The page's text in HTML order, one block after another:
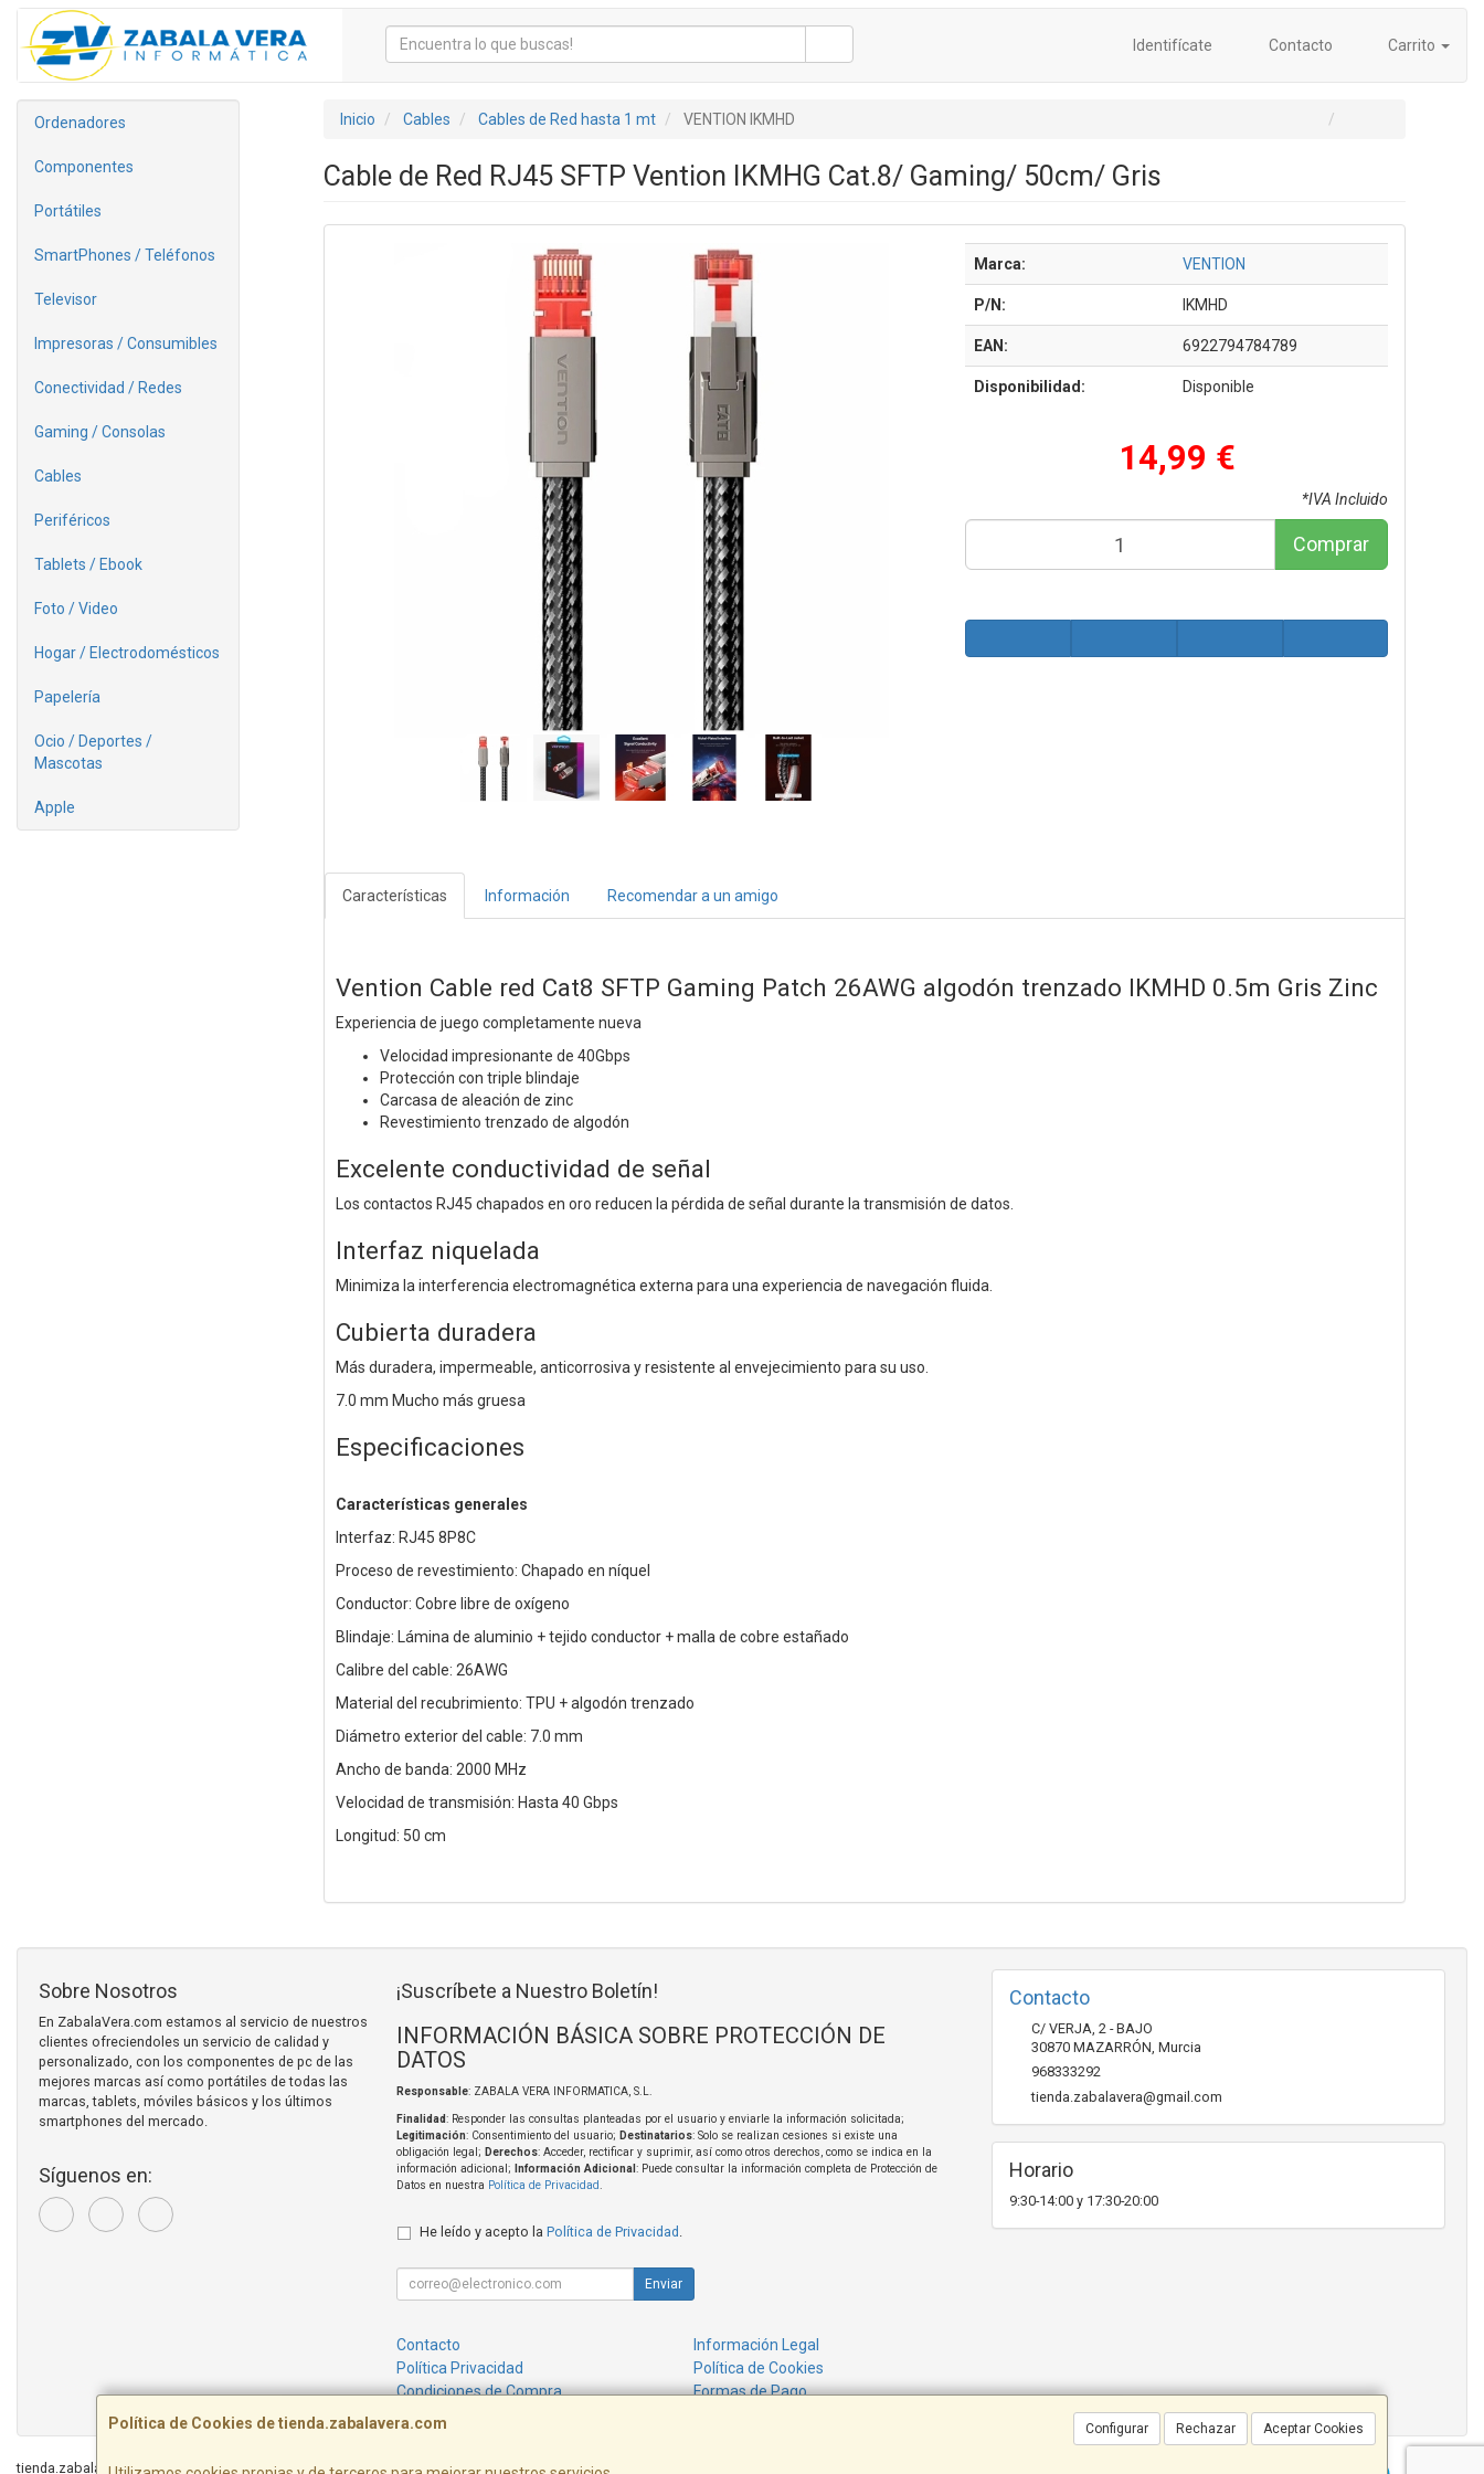
Identifícate Contacto Carrito
Ordenadores
Componentes
Portátiles
SmartPhones / Teléfonos
Televisor
Impresoras / Consumibles
Conectividad / Redes
Gaming / Consolas
Cables
Periféricos
Tablets / Ebook
Foto / Video
Hogar / Electrodomésticos
Papelería
Ocio / Deportes /
Mascotas
Apple
Inicio Cables Cables de Red hasta 1 mt VENTION IKMHD
Cable de Red RJ45 SFTP Vention IKMHG Cat.8/ Gaming/ 50cm/ Gris
Marca: VENTION
P/N: IKMHD
EAN: 6922794784789
Disponibilidad: Disponible
14,99 €
*IVA Incluido
Comprar
Características Información Recomendar a un amigo
Vention Cable red Cat8 SFTP Gaming Patch 26AWG algodón trenzado IKMHD 0.5m Gris Zinc
Experiencia de juego completamente nueva
Velocidad impresionante de 40Gbps
Protección con triple blindaje
Carcasa de aleación de zinc
Revestimiento trenzado de algodón
Excelente conductividad de señal
Los contactos RJ45 chapados en oro reducen la pérdida de señal durante la transmisión de datos.
Interfaz niquelada
Minimiza la interferencia electromagnética externa para una experiencia de navegación fluida.
Cubierta duradera
Más duradera, impermeable, anticorrosiva y resistente al envejecimiento para su uso.
7.0 mm Mucho más gruesa
Especificaciones
Características generales
Interfaz: RJ45 8P8C
Proceso de revestimiento: Chapado en níquel
Conductor: Cobre libre de oxígeno
Blindaje: Lámina de aluminio + tejido conductor + malla de cobre estañado
Calibre del cable: 26AWG
Material del recubrimiento: TPU + algodón trenzado
Diámetro exterior del cable: 7.0 mm
Ancho de banda: 2000 MHz
Velocidad de transmisión: Hasta 40 Gbps
Longitud: 50 cm
Política de Cookies de tienda.zabalavera.com Configurar Rechazar Aceptar Cookies
Sobre Nosotros
En ZabalaVera.com estamos al servicio de nuestros
clientes ofreciendoles un servicio de calidad y
personalizado, con los componentes de pc de las
mejores marcas así como portátiles de todas las
marcas, tablets, móviles básicos y los últimos
smartphones del mercado.
Síguenos en:
¡Suscríbete a Nuestro Boletín!
INFORMACIÓN BÁSICA SOBRE PROTECCIÓN DE
DATOS
Responsable: ZABALA VERA INFORMATICA, S.L.
Finalidad: Responder las consultas planteadas por el usuario y enviarle la información solicitada;
Legitimación: Consentimiento del usuario; Destinatarios: Solo se realizan cesiones si existe una
obligación legal; Derechos: Acceder, rectificar y suprimir, así como otros derechos, como se indica en la
información adicional;
Información Adicional : Puede consultar la información completa de Protección de
Datos en nuestra Política de Privacidad.
He leído y acepto la Política de Privacidad .
Enviar
Contacto
Información Legal
Política Privacidad
Política de Cookies
Condiciones de Compra
Formas de Pago
Contacto
C/ VERJA, 2 - BAJO
30870 MAZARRÓN, Murcia
968333292
tienda.zabalavera@gmail.com
Horario
9:30-14:00 y 17:30-20:00
tienda.zabalavera.com © 2026